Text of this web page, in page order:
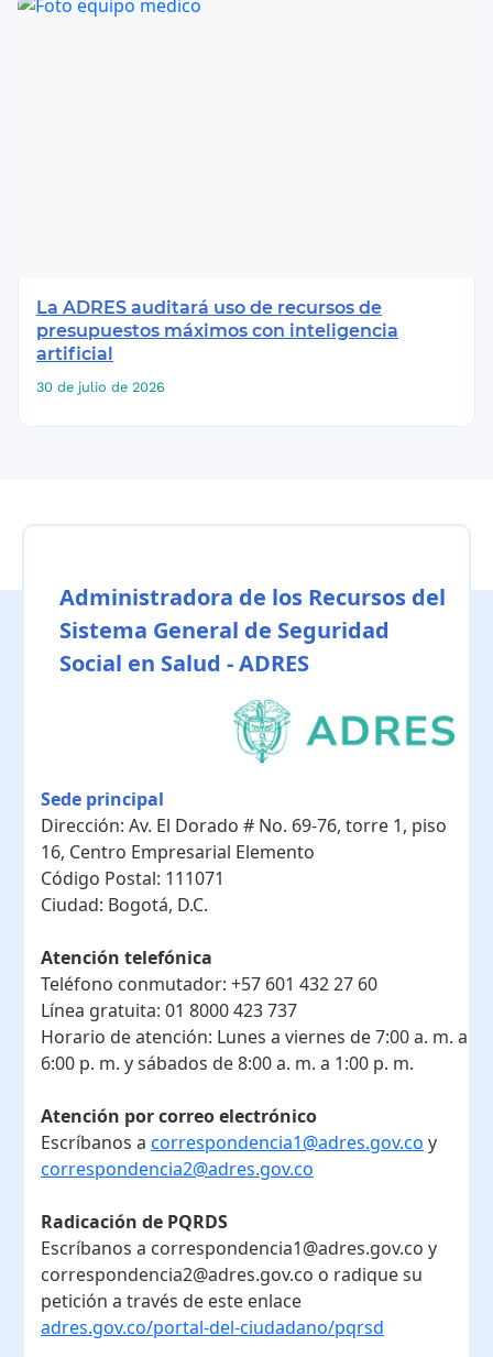
La ADRES auditará uso de recursos de
presupuestos máximos con inteligencia
artificial
30 de julio de 2026
Administradora de los Recursos del
Sistema General de Seguridad
Social en Salud - ADRES
Sede principal
Dirección: Av. El Dorado # No. 69-76, torre 1, piso
16, Centro Empresarial Elemento
Código Postal: 111071
Ciudad: Bogotá, D.C.
Atención telefónica
Teléfono conmutador: +57 601 432 27 60
Línea gratuita: 01 8000 423 737
Horario de atención: Lunes a viernes de 7:00 a. m. a
6:00 p. m. y sábados de 8:00 a. m. a 1:00 p. m.
Atención por correo electrónico
Escríbanos a correspondencia1@adres.gov.co y
correspondencia2@adres.gov.co
Radicación de PQRDS
Escríbanos a correspondencia1@adres.gov.co y
correspondencia2@adres.gov.co o radique su
petición a través de este enlace
adres.gov.co/portal-del-ciudadano/pqrsd